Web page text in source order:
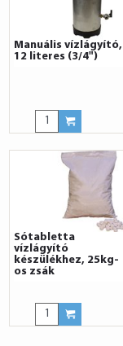
Manuális vízlágyító,
12 literes (3/4")
Sótabletta
vízlágyító
készülékhez, 25kg-
os zsák